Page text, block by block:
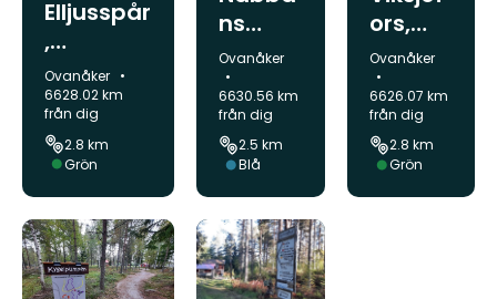
Elljusspår
,
Nordanå,
Alfta, 2,8
km
Kommun:
Ovanåker
6628.02 km
från dig
2.8 km
Svårighetsgrad:
Grön
ns
motion
sspår
Kommun:
Ovanåker
6630.56 km
från dig
2.5 km
Svårighetsgrad:
Blå
ors,
Åsen
Elljussp
år
Kommun:
Ovanåker
6626.07 km
från dig
2.8 km
Grön